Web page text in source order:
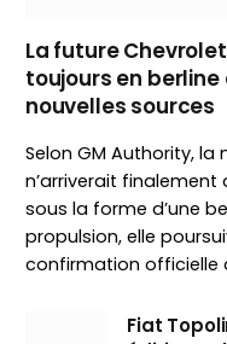
La future
toujours en
nouvelles sources
Selon GM Authority,
n’arriverait finalement
sous la forme d’une
propulsion, elle
confirmation officielle
Fiat